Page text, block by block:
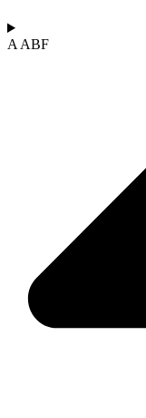
A ABF